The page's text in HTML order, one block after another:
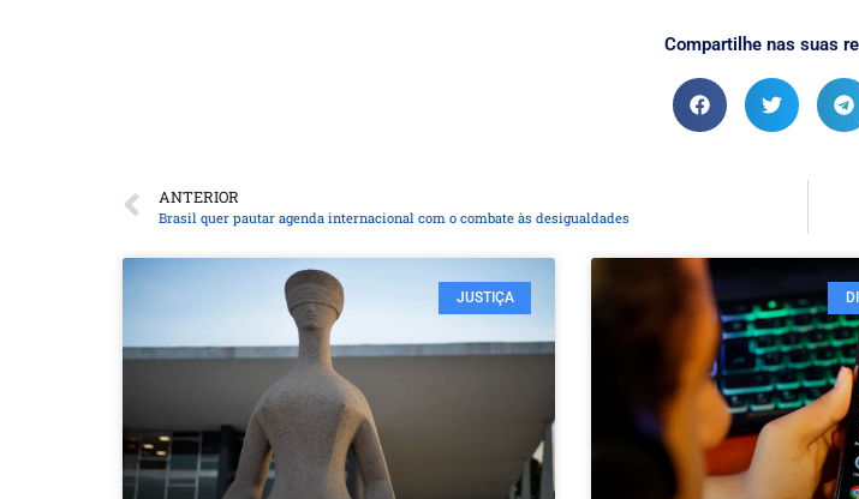
Compartilhe nas suas
ANTERIOR
Brasil quer pautar agenda internacional com o combate às desigualdades
JUSTIÇA